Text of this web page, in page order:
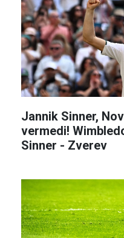
Jannik Sinner,
vermedi!
Sinner - Zverev